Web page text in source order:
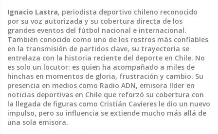
Ignacio Lastra, periodista deportivo chileno reconocido
por su voz autorizada y su cobertura directa de los
grandes eventos del fútbol nacional e internacional.
También conocido como uno de los rostros más confiables
en la transmisión de partidos clave, su trayectoria se
entrelaza con la historia reciente del deporte en Chile. No
es solo un locutor: es quien ha acompañado a miles de
hinchas en momentos de gloria, frustración y cambio. Su
presencia en medios como Radio ADN, emisora líder en
noticias deportivas en Chile que reforzó su cobertura con
la llegada de figuras como Cristián Cavieres le dio un nuevo
impulso, pero su influencia se extiende mucho más allá de
una sola emisora.